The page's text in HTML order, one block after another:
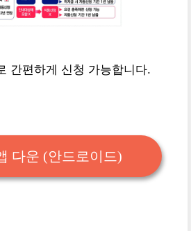
간편하게 신청 가능합니다.
다운 (안드로이드)